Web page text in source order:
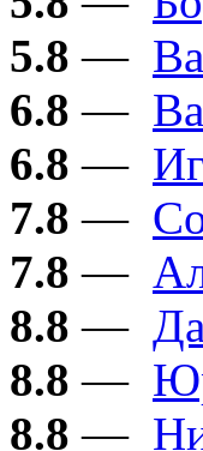
5.8 —
6.8 —
6.8 —
7.8 —
7.8 —
8.8 —
8.8 —
8.8 —